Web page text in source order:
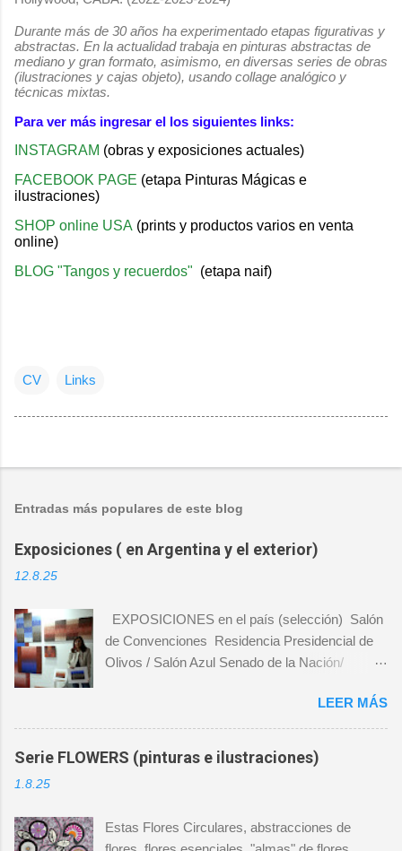
Durante más de 30 años ha experimentado etapas figurativas y
abstractas. En la actualidad trabaja en pinturas abstractas de
mediano y gran formato, asimismo, en diversas series de obras
(ilustraciones y cajas objeto), usando collage analógico y
técnicas mixtas.
Para ver más ingresar el los siguientes links:
INSTAGRAM (obras y exposiciones actuales)
FACEBOOK PAGE (etapa Pinturas Mágicas e
ilustraciones)
SHOP online USA (prints y productos varios en venta
online)
BLOG "Tangos y recuerdos" (etapa naif)
CV Links
Entradas más populares de este blog
Exposiciones ( en Argentina y el exterior)
12.8.25
EXPOSICIONES en el país (selección) ​ Salón
de Convenciones Residencia Presidencial de
Olivos / Salón Azul Senado de la Nación/
Recoleta / Bolsa de Comercio de Buenos Aires /
Centro Cultural Borges /Hipódromo Argentino de
Palermo/ Pasaje de los carruajes, Teatro Colón
/ Centro Costa Salguero/ Salón de los Pasos
Constantini (SumArte 2012)/ Colección de Arte
LEER MÁS
Serie FLOWERS (pinturas e ilustraciones)
1.8.25
Estas Flores Circulares, abstracciones de